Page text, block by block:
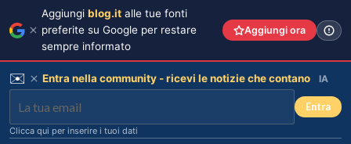
Aggiungi blog.it alle tue fonti
preferite su Google per restare
sempre informato
Aggiungi ora
✉️ Entra nella community - ricevi le notizie che contano IA
Entra
Clicca qui per inserire i tuoi dati